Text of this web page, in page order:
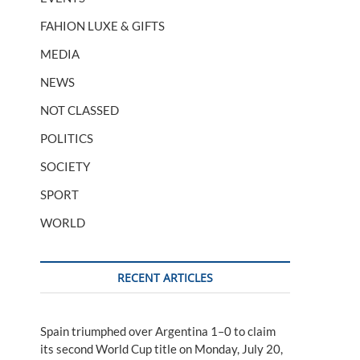
FAHION LUXE & GIFTS
MEDIA
NEWS
NOT CLASSED
POLITICS
SOCIETY
SPORT
WORLD
RECENT ARTICLES
Spain triumphed over Argentina 1–0 to claim
its second World Cup title on Monday, July 20,